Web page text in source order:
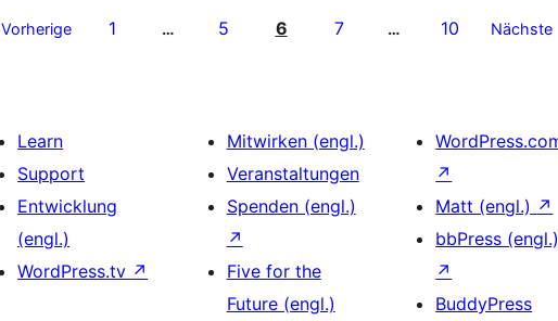
Vorherige 1 … 5 6 7 … 10 Nächste
Learn
Support
Entwicklung
(engl.)
WordPress.tv ↗
Mitwirken (engl.)
Veranstaltungen
Spenden (engl.)
↗
Five for the
Future (engl.)
↗
Matt (engl.) ↗
bbPress (engl.)
↗
BuddyPress